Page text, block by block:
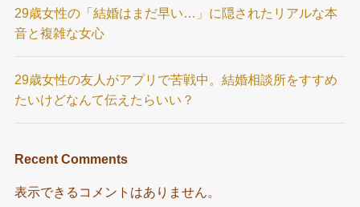
29歳女性の「結婚はまだ早い…」に隠されたリアルな本
音と複雑な女心
29歳女性の友人がアプリで苦戦中。結婚相談所をすすめ
たいけどなんて伝えたらいい？
Recent Comments
表示できるコメントはありません。